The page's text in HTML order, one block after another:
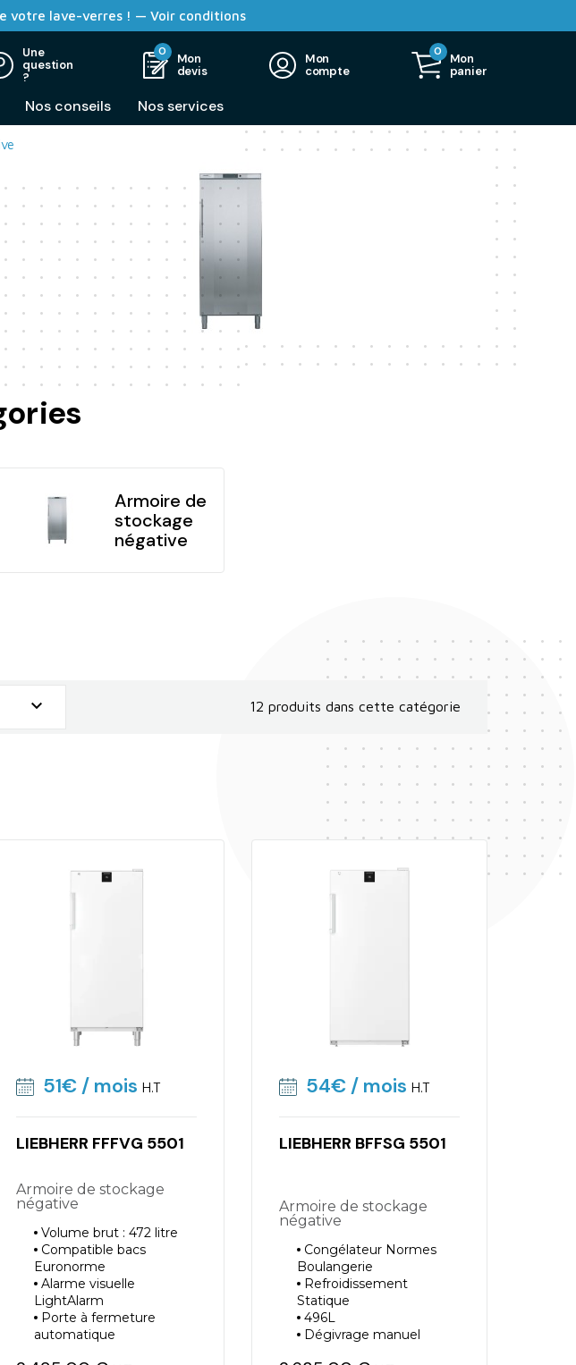
votre lave-verres ! — Voir conditions
Une
question
?
Mon
devis
0
Mon
compte
0
Mon
panier
Nos conseils Nos services
Armoire de
stockage
négative
12 produits dans cette catégorie

51€/ mois H.T
LIEBHERR FFFVG 5501
Armoire de stockage
négative
Volume brut : 472 litre
Compatible bacs
Euronorme
Alarme visuelle
LightAlarm
Porte à fermeture
automatique
54€/ mois H.T
LIEBHERR BFFSG 5501
Armoire de stockage
négative
Congélateur Normes
Boulangerie
Refroidissement
Statique
496L
Dégivrage manuel